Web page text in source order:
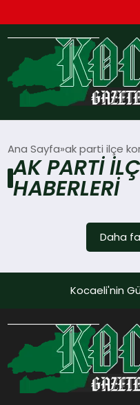
TEKNOLOJI
YAŞAM
DÜNYA
Ana Sayfa ak parti ilçe
AK PARTI
HABERLERI
Daha
Kocaeli'nin